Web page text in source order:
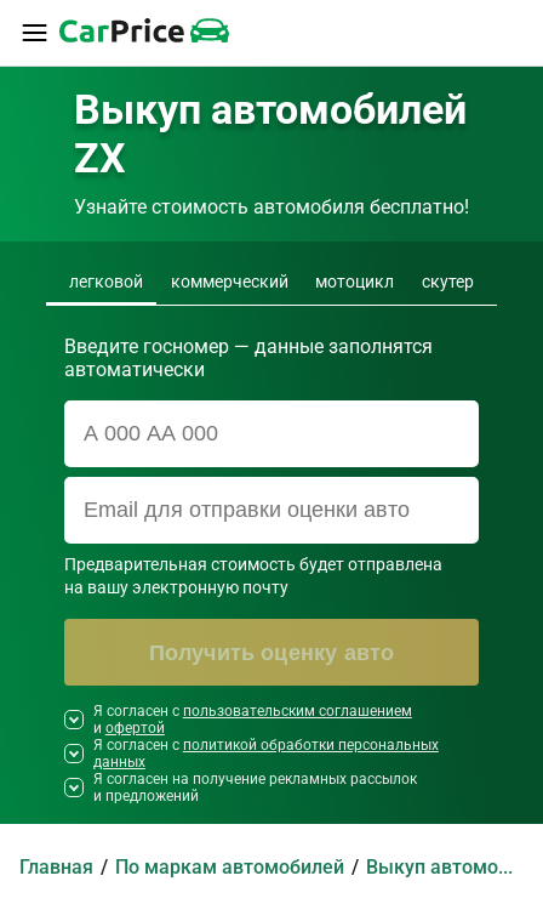
Выкуп автомобилей
ZX
Узнайте стоимость автомобиля бесплатно!
легковой коммерческий мотоцикл скутер
Введите госномер — данные заполнятся
автоматически
Предварительная стоимость будет отправлена
на вашу электронную почту
Получить оценку авто
Необходимо согласиться со всеми
правилами и условиями ниже
Я согласен с пользовательским соглашением
и офертой
Я согласен с политикой обработки персональных
данных
Я согласен на получение рекламных рассылок
и предложений
Главная По маркам автомобилей Выкуп автомобилей ZX